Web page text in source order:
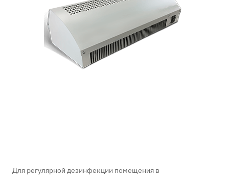
Для регулярной дезинфекции помещения в